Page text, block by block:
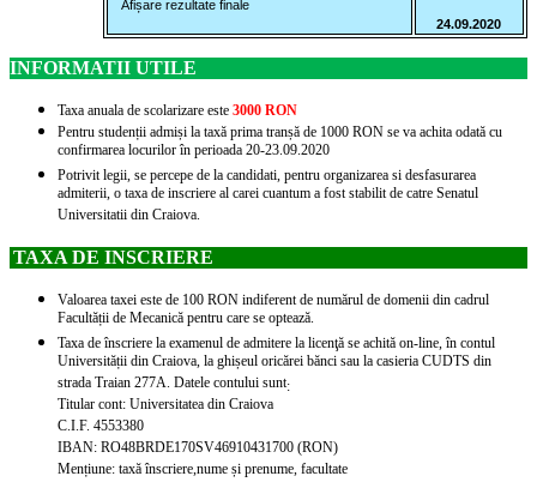
Afișare rezultate finale
24.09.2020
INFORMATII UTILE
Taxa anuala de scolarizare este 3000 RON
Pentru studenții admiși la taxă prima tranșă de 1000 RON se va achita odată cu
confirmarea locurilor în perioada 20-23.09.2020
Potrivit legii, se percepe de la candidati, pentru organizarea si desfasurarea
admiterii, o taxa de inscriere al carei cuantum a fost stabilit de catre Senatul
Universitatii din Craiova.
TAXA DE INSCRIERE
Valoarea taxei este de 100 RON indiferent de numărul de domenii din cadrul
Facultății de Mecanică pentru care se optează.
Taxa de înscriere la examenul de admitere la licenţă se achită on-line, în contul
Universității din Craiova, la ghișeul oricărei bănci sau la casieria CUDTS din
strada Traian 277A. Datele contului sunt:
Titular cont: Universitatea din Craiova
C.I.F. 4553380
IBAN: RO48BRDE170SV46910431700 (RON)
Mențiune: taxă înscriere,nume și prenume, facultate